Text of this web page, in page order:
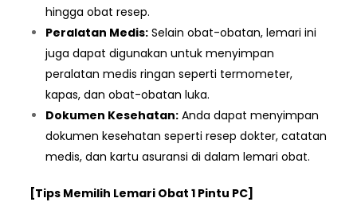
hingga obat resep.
Peralatan Medis: Selain obat-obatan, lemari ini
juga dapat digunakan untuk menyimpan
peralatan medis ringan seperti termometer,
kapas, dan obat-obatan luka.
Dokumen Kesehatan: Anda dapat menyimpan
dokumen kesehatan seperti resep dokter, catatan
medis, dan kartu asuransi di dalam lemari obat.
[Tips Memilih Lemari Obat 1 Pintu PC]